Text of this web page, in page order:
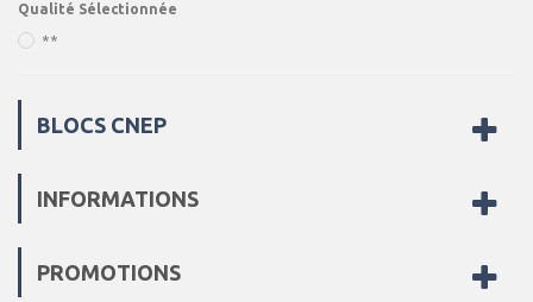
Qualité Sélectionnée
**
BLOCS CNEP
INFORMATIONS
PROMOTIONS